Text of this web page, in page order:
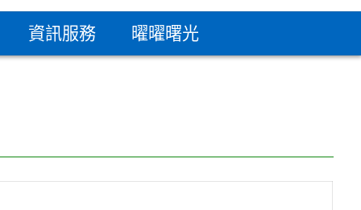
資訊服務 曜曜曙光